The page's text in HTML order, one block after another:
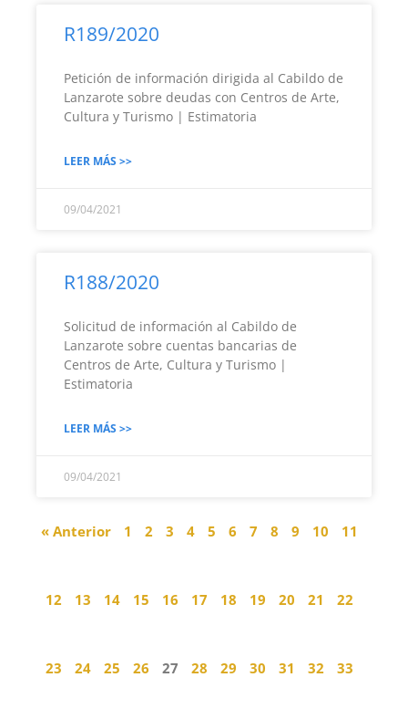
R189/2020
Petición de información dirigida al Cabildo de
Lanzarote sobre deudas con Centros de Arte,
Cultura y Turismo | Estimatoria
LEER MÁS >>
09/04/2021
R188/2020
Solicitud de información al Cabildo de
Lanzarote sobre cuentas bancarias de
Centros de Arte, Cultura y Turismo |
Estimatoria
LEER MÁS >>
09/04/2021
« Anterior 1 2 3 4 5 6 7 8 9 10 11
12 13 14 15 16 17 18 19 20 21 22
23 24 25 26 27 28 29 30 31 32 33